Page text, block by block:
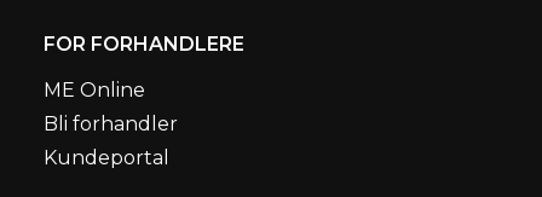
FOR FORHANDLERE
ME Online
Bli forhandler
Kundeportal